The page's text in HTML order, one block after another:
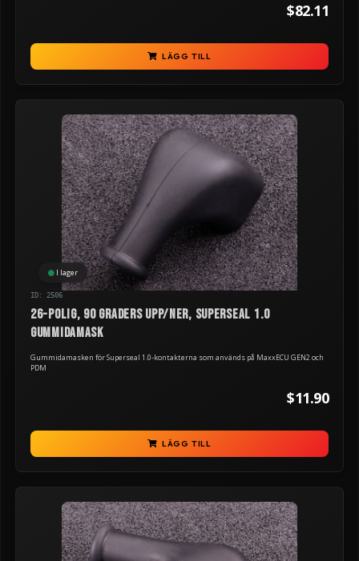
$82.11
LÄGG TILL
I lager
ID: 2506
26-polig, 90 graders upp/ner, Superseal 1.0
gummidamask
Gummidamasken för Superseal 1.0-kontakterna som används på MaxxECU GEN2 och
PDM
$11.90
LÄGG TILL